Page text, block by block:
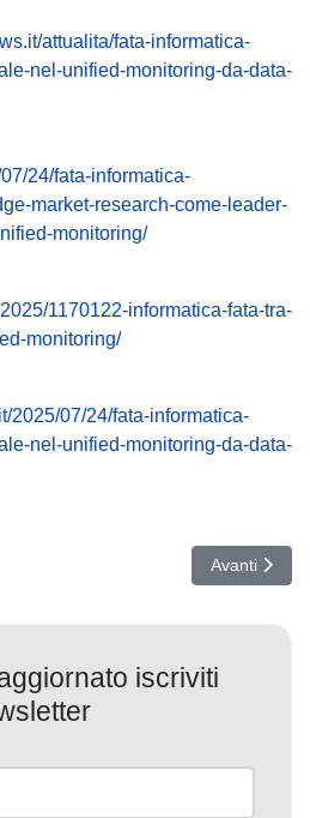
attualita/fata-informatica-
nel-unified-monitoring-da-data-
24/fata-informatica-
market-research-come-leader-
monitoring/
1170122-informatica-fata-tra-
monitoring/
2025/07/24/fata-informatica-
nel-unified-monitoring-da-data-
sotto attacco: Ransomware
Articolo
Avanti
iscriviti